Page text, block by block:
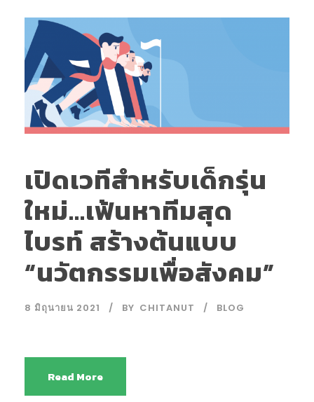
เปิดเวทีสำหรับเด็กรุ่น
ใหม่…เฟ้นหาทีมสุด
ไบรท์ สร้างต้นแบบ
“นวัตกรรมเพื่อสังคม”
8 มิถุนายน 2021 BY CHITANUT BLOG
Read More